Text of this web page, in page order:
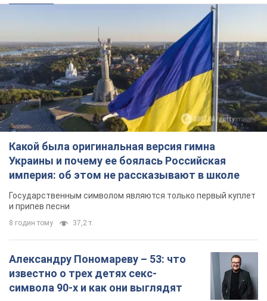
Какой была оригинальная версия гимна
Украины и почему ее боялась Российская
империя: об этом не рассказывают в школе
Государственным символом являются только первый куплет
и припев песни
8 годин тому 37,2 т.
Александру Пономареву – 53: что
известно о трех детях секс-
символа 90-х и как они выглядят